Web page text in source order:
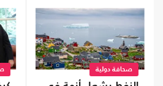
صحافة دولية